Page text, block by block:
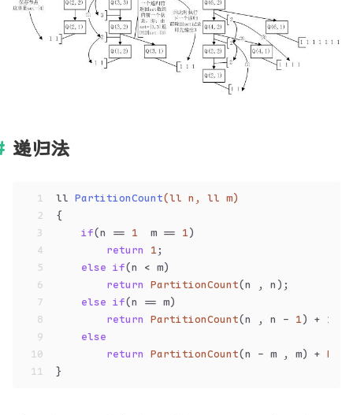
递归法
1
2
3
4
5
6
7
8
9
10
11
ll PartitionCount(ll n, ll m)
{
if(n == 1
  m ==
1)
return
1;
else if(n < m)
return PartitionCount(n , n);
else if(n == m)
return PartitionCount(n , n - 1) + 1
else
return PartitionCount(n - m , m) +
}